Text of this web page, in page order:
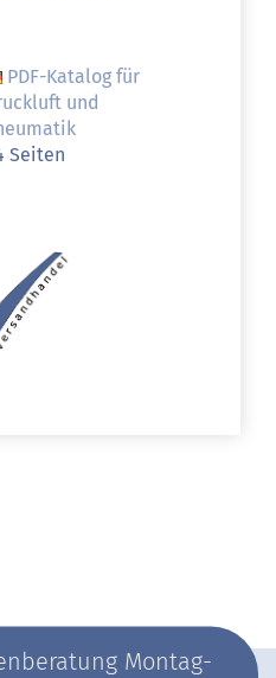
PDF-Katalog für
und
Seiten
Montag-